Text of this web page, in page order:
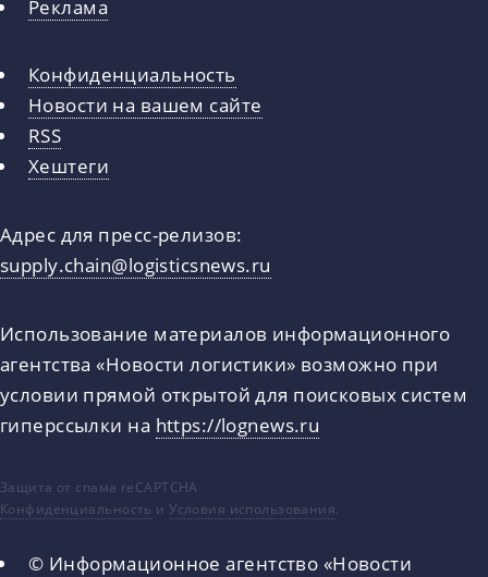
Реклама
Конфиденциальность
Новости на вашем сайте
RSS
Хештеги
Адрес для пресс-релизов:
supply.chain@logisticsnews.ru
Использование материалов информационного
агентства «Новости логистики» возможно при
условии прямой открытой для поисковых систем
гиперссылки на https://lognews.ru
Защита от спама reCAPTCHA
Конфиденциальность иУсловия использования.
© Информационное агентство «Новости